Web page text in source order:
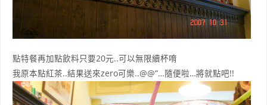
點特餐再加點飲料只要20元..可以無限續杯唷
我原本點紅茶..結果送來zero可樂..@@”…隨便啦…將就點吧!!